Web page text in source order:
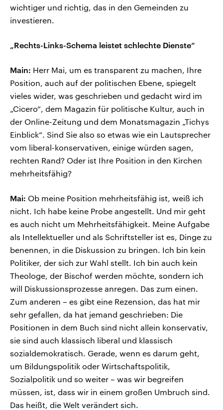
wichtiger und richtig, das in den Gemeinden zu
investieren.
„Rechts-Links-Schema leistet schlechte Dienste“
Main: Herr Mai, um es transparent zu machen, Ihre
Position, auch auf der politischen Ebene, spiegelt
vieles wider, was geschrieben und gedacht wird im
„Cicero“, dem Magazin für politische Kultur, auch in
der Online-Zeitung und dem Monatsmagazin „Tichys
Einblick“. Sind Sie also so etwas wie ein Lautsprecher
vom liberal-konservativen, einige würden sagen,
rechten Rand? Oder ist Ihre Position in den Kirchen
mehrheitsfähig?
Mai: Ob meine Position mehrheitsfähig ist, weiß ich
nicht. Ich habe keine Probe angestellt. Und mir geht
es auch nicht um Mehrheitsfähigkeit. Meine Aufgabe
als Intellektueller und als Schriftsteller ist es, Dinge zu
benennen, in die Diskussion zu bringen. Ich bin kein
Politiker, der sich zur Wahl stellt. Ich bin auch kein
Theologe, der Bischof werden möchte, sondern ich
will Diskussionsprozesse anregen. Das zum einen.
Zum anderen – es gibt eine Rezension, das hat mir
sehr gefallen, da hat jemand geschrieben: Die
Positionen in dem Buch sind nicht allein konservativ,
sie sind auch klassisch liberal und klassisch
sozialdemokratisch. Gerade, wenn es darum geht,
um Bildungspolitik oder Wirtschaftspolitik,
Sozialpolitik und so weiter – was wir begreifen
müssen, ist, dass wir in einem großen Umbruch sind.
Das heißt, die Welt verändert sich.